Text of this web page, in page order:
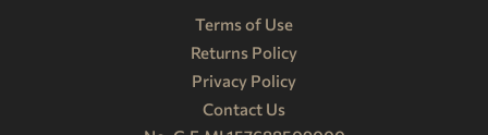
Terms of Use
Returns Policy
Privacy Policy
Contact Us